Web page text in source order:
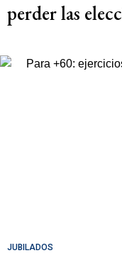
perder las
JUBILADOS